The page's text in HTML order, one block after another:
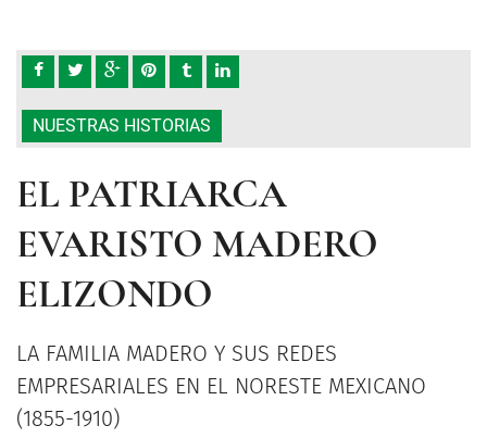
NUESTRAS HISTORIAS
EL PATRIARCA
EVARISTO MADERO
ELIZONDO
LA FAMILIA MADERO Y SUS REDES
EMPRESARIALES EN EL NORESTE MEXICANO
(1855-1910)